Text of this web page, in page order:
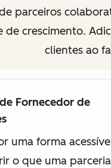
parceiros
crescimento.
clientes ao
Fornecedor de
uma forma
o que uma parceria